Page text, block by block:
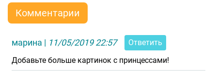
Комментарии
марина | 11/05/2019 22:57
Ответить
Добавьте больше картинок с принцессами!